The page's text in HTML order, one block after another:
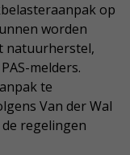
op
worden
natuurherstel,
melders.
te
Van der Wal
regelingen